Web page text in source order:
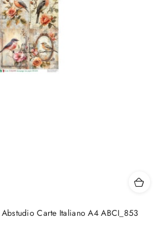
Carte Italiano A4 ABCI_853